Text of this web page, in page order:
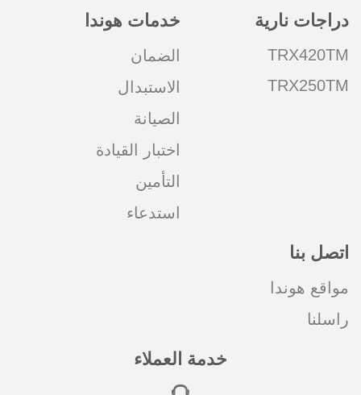
دراجات نارية
TRX420TM
TRX250TM
خدمات هوندا
الضمان
الاستبدال
الصيانة
اختبار القيادة
التأمين
استدعاء
اتصل بنا
مواقع هوندا
راسلنا
خدمة العملاء